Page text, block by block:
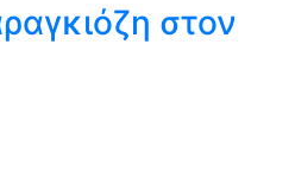
στον